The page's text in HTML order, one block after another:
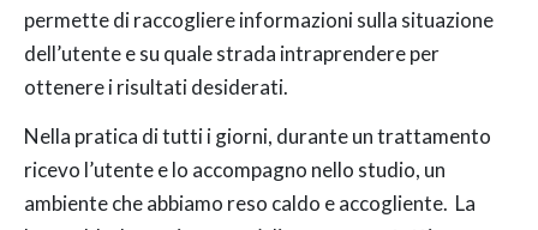
permette di raccogliere informazioni sulla situazione
dell’utente e su quale strada intraprendere per
ottenere i risultati desiderati.
Nella pratica di tutti i giorni, durante un trattamento
ricevo l’utente e lo accompagno nello studio, un
ambiente che abbiamo reso caldo e accogliente. La